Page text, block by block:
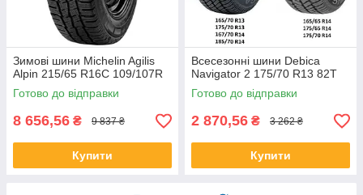
Зимові шини Michelin Agilis
Alpin 215/65 R16C 109/107R
Готово до відправки
8 656,56 ₴ 9 837 ₴
Купити
Всесезонні шини Debica
Navigator 2 175/70 R13 82T
Готово до відправки
2 870,56 ₴ 3 262 ₴
Купити